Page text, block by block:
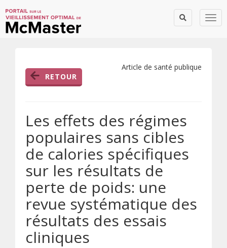
RETOUR
Article de santé publique
Les effets des régimes
populaires sans cibles
de calories spécifiques
sur les résultats de
perte de poids: une
revue systématique des
résultats des essais
cliniques